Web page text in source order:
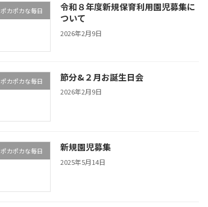
ポカポカな毎日
令和８年度新規保育利用園児募集に
ついて
2026年2月9日
ポカポカな毎日 節分&２月お誕生日会
2026年2月9日
ポカポカな毎日 新規園児募集
2025年5月14日